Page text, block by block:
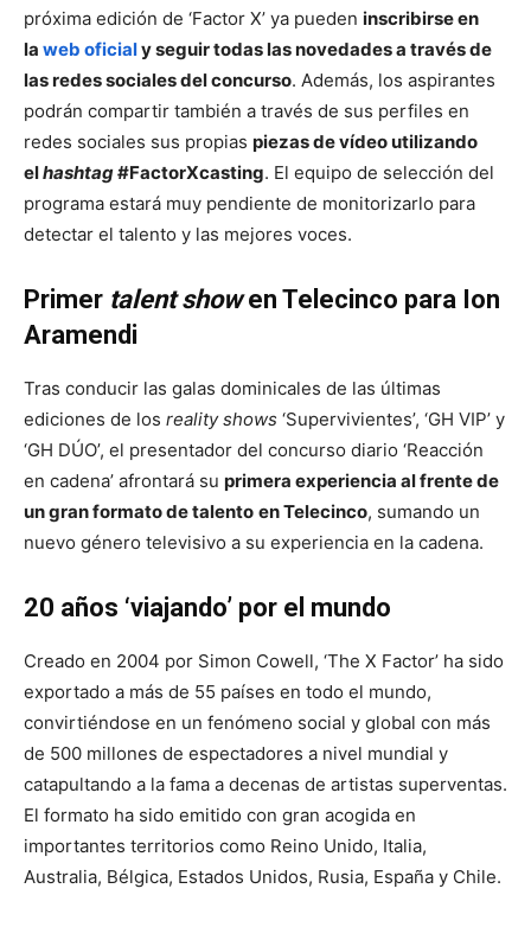
próxima edición de ‘Factor X’ ya pueden inscribirse en
la web oficialy seguir todas las novedades a través de
las redes sociales del concurso. Además, los aspirantes
podrán compartir también a través de sus perfiles en
redes sociales sus propias piezas de vídeo utilizando
elhashtag#FactorXcasting. El equipo de selección del
programa estará muy pendiente de monitorizarlo para
detectar el talento y las mejores voces.
Primer talent showen Telecinco para Ion
Aramendi
Tras conducir las galas dominicales de las últimas
ediciones de los reality shows ‘Supervivientes’, ‘GH VIP’ y
‘GH DÚO’, el presentador del concurso diario ‘Reacción
en cadena’ afrontará su primera experiencia al frente de
un gran formato de talento en Telecinco, sumando un
nuevo género televisivo a su experiencia en la cadena.
20 años ‘viajando’ por el mundo
Creado en 2004 por Simon Cowell, ‘The X Factor’ ha sido
exportado a más de 55 países en todo el mundo,
convirtiéndose en un fenómeno social y global con más
de 500 millones de espectadores a nivel mundial y
catapultando a la fama a decenas de artistas superventas.
El formato ha sido emitido con gran acogida en
importantes territorios como Reino Unido, Italia,
Australia, Bélgica, Estados Unidos, Rusia, España y Chile.